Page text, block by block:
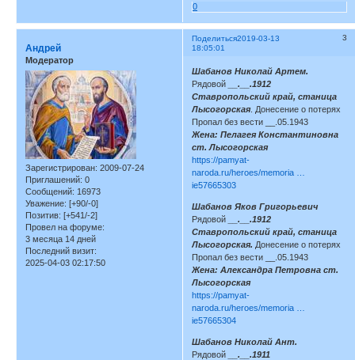
0
Поделиться 3
2019-03-13
18:05:01
Андрей
Модератор
Зарегистрирован: 2009-07-24
Приглашений: 0
Сообщений: 16973
Уважение: [+90/-0]
Позитив: [+541/-2]
Провел на форуме:
3 месяца 14 дней
Последний визит:
2025-04-03 02:17:50
Шабанов Николай Артем.
Рядовой
__.__.1912
Ставропольский край, станица
Лысогорская. Донесение о потерях
Пропал без вести __.05.1943
Жена: Пелагея Константиновна
ст. Лысогорская
https://pamyat-
naroda.ru/heroes/memoria …
ie57665303
Шабанов Яков Григорьевич
Рядовой
__.__.1912
Ставропольский край, станица
Лысогорская. Донесение о потерях
Пропал без вести __.05.1943
Жена: Александра Петровна ст.
Лысогорская
https://pamyat-
naroda.ru/heroes/memoria …
ie57665304
Шабанов Николай Ант.
Рядовой
__.__.1911